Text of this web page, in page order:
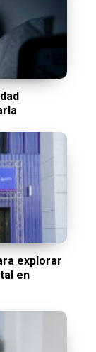
explorar
en